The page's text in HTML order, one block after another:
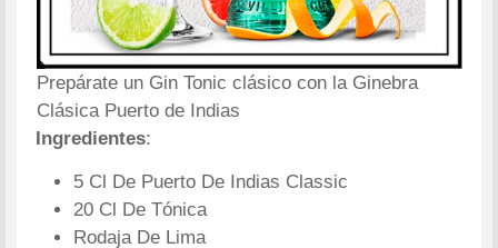
Prepárate un Gin Tonic clásico con la Ginebra
Clásica Puerto de Indias
Ingredientes:
5 Cl De Puerto De Indias Classic
20 Cl De Tónica
Rodaja De Lima